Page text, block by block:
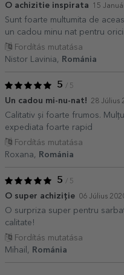
O achizitie inspirata 15
Sunt foarte multumita de
un cadou minu nat pentru
Fordítás mutatása
Nistor Lavinia,
Románia
5 / 5
Un cadou mi-nu-nat! 28 Július
Calitativ și foarte frumos.
expediata foarte rapid
Fordítás mutatása
Roxana,
Románia
5 / 5
O super achiziție 06 Július
O surpriza super pentru
calitate!
Fordítás mutatása
Mihail,
Románia